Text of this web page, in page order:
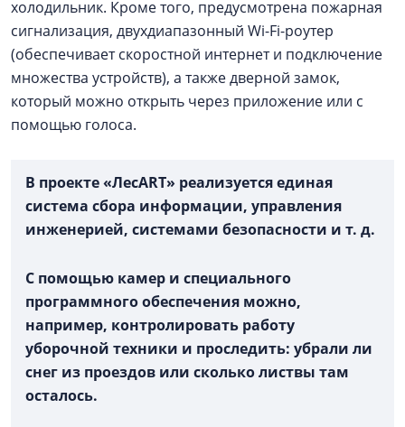
холодильник. Кроме того, предусмотрена пожарная
сигнализация, двухдиапазонный Wi-Fi-роутер
(обеспечивает скоростной интернет и подключение
множества устройств), а также дверной замок,
который можно открыть через приложение или с
помощью голоса.
В проекте «ЛесART» реализуется единая
система сбора информации, управления
инженерией, системами безопасности и т. д.
С помощью камер и специального
программного обеспечения можно,
например, контролировать работу
уборочной техники и проследить: убрали ли
снег из проездов или сколько листвы там
осталось.